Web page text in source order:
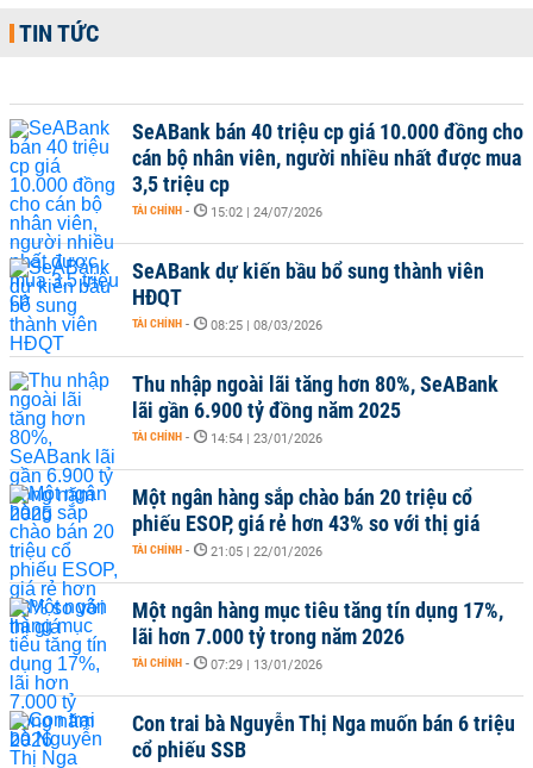
TIN TỨC
SeABank bán 40 triệu cp giá 10.000 đồng cho
cán bộ nhân viên, người nhiều nhất được mua
3,5 triệu cp
TÀI CHÍNH - 15:02 | 24/07/2026
SeABank dự kiến bầu bổ sung thành viên
HĐQT
TÀI CHÍNH - 08:25 | 08/03/2026
Thu nhập ngoài lãi tăng hơn 80%, SeABank
lãi gần 6.900 tỷ đồng năm 2025
TÀI CHÍNH - 14:54 | 23/01/2026
Một ngân hàng sắp chào bán 20 triệu cổ
phiếu ESOP, giá rẻ hơn 43% so với thị giá
TÀI CHÍNH - 21:05 | 22/01/2026
Một ngân hàng mục tiêu tăng tín dụng 17%,
lãi hơn 7.000 tỷ trong năm 2026
TÀI CHÍNH - 07:29 | 13/01/2026
Con trai bà Nguyễn Thị Nga muốn bán 6 triệu
cổ phiếu SSB